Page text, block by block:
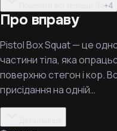
+4
Про вправу
Pistol Box Squat — це
частини тіла, яка
поверхню стегон і кор.
присідання на одній…